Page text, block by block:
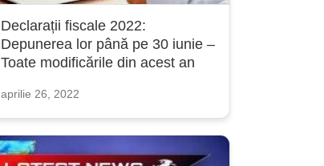
Declarații fiscale 2022:
Depunerea lor până pe 30 iunie –
Toate modificările din acest an
aprilie 26, 2022